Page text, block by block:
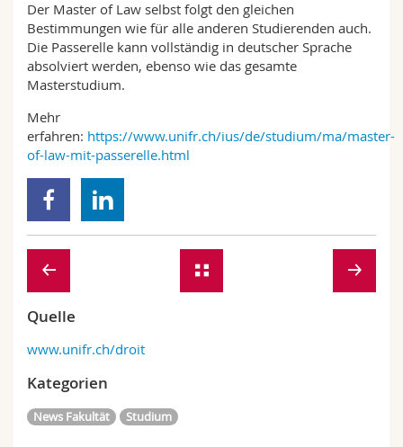
Der Master of Law selbst folgt den gleichen
Bestimmungen wie für alle anderen Studierenden auch.
Die Passerelle kann vollständig in deutscher Sprache
absolviert werden, ebenso wie das gesamte
Masterstudium.
Mehr
erfahren: https://www.unifr.ch/ius/de/studium/ma/master-
of-law-mit-passerelle.html
Quelle
www.unifr.ch/droit
Kategorien
News Fakultät Studium